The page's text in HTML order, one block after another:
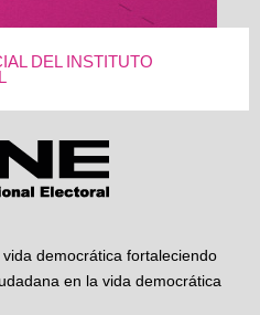
DEL INSTITUTO
democrática fortaleciendo
en la vida democrática